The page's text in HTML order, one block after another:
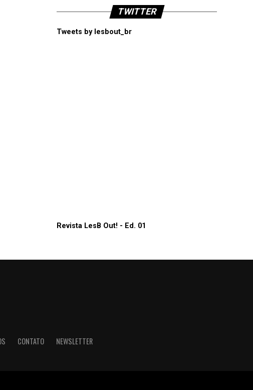
TWITTER
Tweets by lesbout_br
Revista LesB Out! - Ed. 01
CONTATO NEWSLETTER